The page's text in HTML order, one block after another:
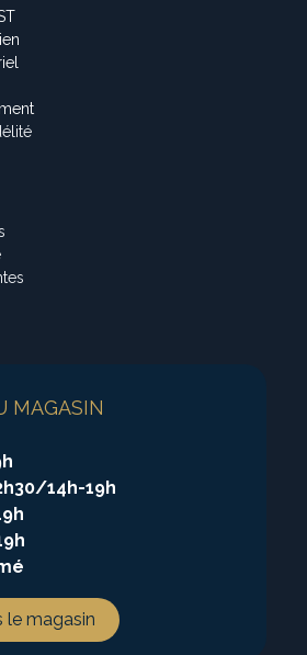
MAGASIN
14h-19h
le magasin